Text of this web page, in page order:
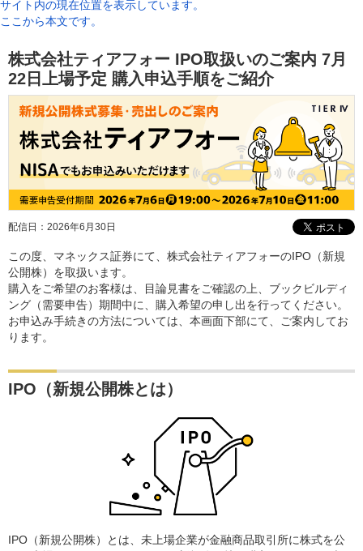
サイト内の現在位置を表示しています。
ここから本文です。
株式会社ティアフォー IPO取扱いのご案内 7月
22日上場予定 購入申込手順をご紹介
配信日： 2026年6月30日
この度、マネックス証券にて、株式会社ティアフォーのIPO（新規
公開株）を取扱います。
購入をご希望のお客様は、目論見書をご確認の上、ブックビルディ
ング（需要申告）期間中に、購入希望の申し出を行ってください。
お申込み手続きの方法については、本画面下部にて、ご案内してお
ります。
IPO（新規公開株とは）
IPO（新規公開株）とは、未上場企業が金融商品取引所に株式を公